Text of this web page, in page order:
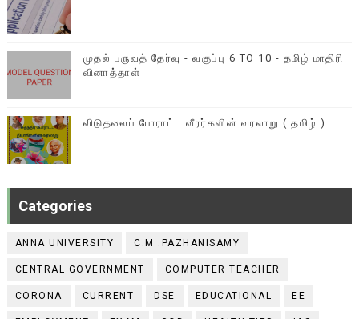
முதல் பருவத் தேர்வு - வகுப்பு 6 TO 10 - தமிழ் மாதிரி
வினாத்தாள்
விடுதலைப் போராட்ட வீரர்களின் வரலாறு ( தமிழ் )
Categories
ANNA UNIVERSITY C.M .PAZHANISAMY
CENTRAL GOVERNMENT COMPUTER TEACHER
CORONA CURRENT DSE EDUCATIONAL EE